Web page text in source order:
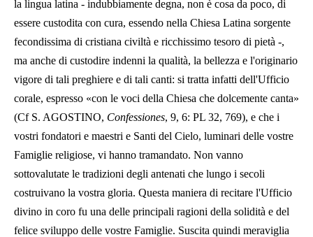
la lingua latina - indubbiamente degna, non è cosa da poco, di
essere custodita con cura, essendo nella Chiesa Latina sorgente
fecondissima di cristiana civiltà e ricchissimo tesoro di pietà -,
ma anche di custodire indenni la qualità, la bellezza e l'originario
vigore di tali preghiere e di tali canti: si tratta infatti dell'Ufficio
corale, espresso «con le voci della Chiesa che dolcemente canta»
(Cf S. AGOSTINO, Confessiones, 9, 6: PL 32, 769), e che i
vostri fondatori e maestri e Santi del Cielo, luminari delle vostre
Famiglie religiose, vi hanno tramandato. Non vanno
sottovalutate le tradizioni degli antenati che lungo i secoli
costruivano la vostra gloria. Questa maniera di recitare l'Ufficio
divino in coro fu una delle principali ragioni della solidità e del
felice sviluppo delle vostre Famiglie. Suscita quindi meraviglia